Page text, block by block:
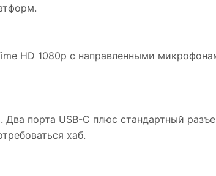
HD 1080p с направленными
порта USB-C плюс стандартный
хаб.